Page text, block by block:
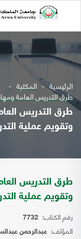
الرئيسية المكتبة
طرق التدريس العامة
طرق التدريس
وتقويم عملية
طرق التدريس
وتقويم عملية
رقم الكتاب: 7732
المؤلف: عبدالرحمن